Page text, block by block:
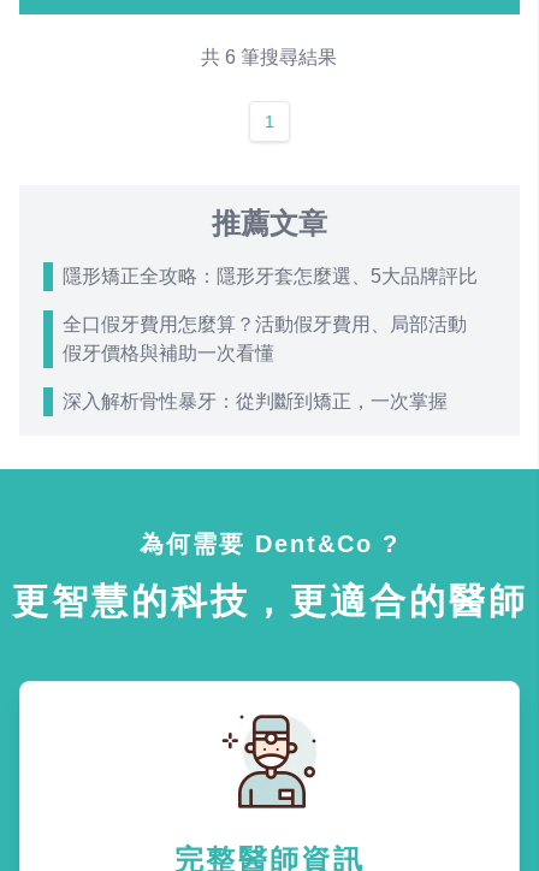
共 6 筆搜尋結果
1
推薦文章
隱形矯正全攻略：隱形牙套怎麼選、5大品牌評比
全口假牙費用怎麼算？活動假牙費用、局部活動
假牙價格與補助一次看懂
深入解析骨性暴牙：從判斷到矯正，一次掌握
為何需要 Dent&Co ?
更智慧的科技，更適合的醫師
完整醫師資訊